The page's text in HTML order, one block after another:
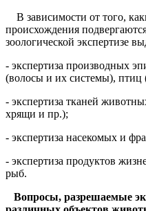
В зависимости от того,
происхождения
зоологической экспертизе
- экспертиза производных
(волосы и их системы), птиц
- экспертиза тканей
хрящи и пр.);
- экспертиза насекомых и
- экспертиза продуктов
рыб.
Вопросы, разрешаемые